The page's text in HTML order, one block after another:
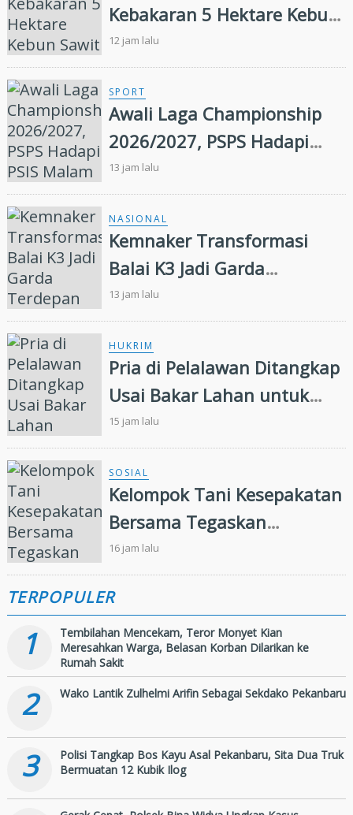
Kebakaran 5 Hektare Kebun
Sawit
12 jam lalu
SPORT
Awali Laga Championship
2026/2027, PSPS Hadapi
PSIS Malam Ini
13 jam lalu
NASIONAL
Kemnaker Transformasi
Balai K3 Jadi Garda
Terdepan Pencegahan
Kecelakaan Kerja
13 jam lalu
HUKRIM
Pria di Pelalawan Ditangkap
Usai Bakar Lahan untuk
Kebun Sawit
15 jam lalu
SOSIAL
Kelompok Tani Kesepakatan
Bersama Tegaskan
Penugasan Pengelolaan
Lahan Eks Ationg Legal
16 jam lalu
TERPOPULER
1
Tembilahan Mencekam, Teror Monyet Kian
Meresahkan Warga, Belasan Korban Dilarikan ke
Rumah Sakit
2 Wako Lantik Zulhelmi Arifin Sebagai Sekdako Pekanbaru
3
Polisi Tangkap Bos Kayu Asal Pekanbaru, Sita Dua Truk
Bermuatan 12 Kubik Ilog